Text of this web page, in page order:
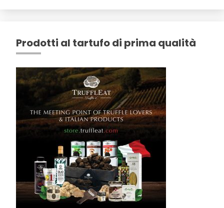
Prodotti al tartufo di prima qualità